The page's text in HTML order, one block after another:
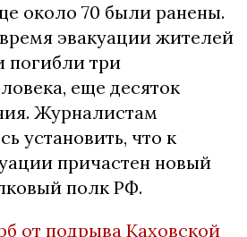
около 70 были ранены.
эвакуации жителей
погибли три
еще десяток
Журналистам
установить, что к
причастен новый
полк РФ.
от подрыва Каховской